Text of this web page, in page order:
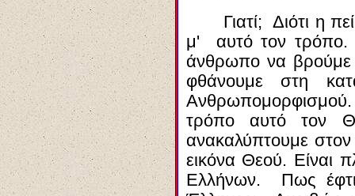
Γιατί; Διότι η
μ' αυτό τον τρόπο.
άνθρωπο να
φθάνουμε στη
τρόπο αυτό τον
ανακαλύπτουμε
εικόνα Θεού. Είναι
Ελλήνων. Πως